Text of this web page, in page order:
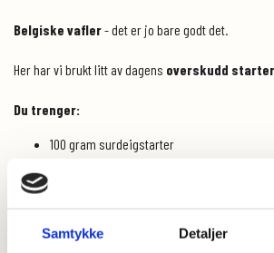
Samtykke Detaljer
Belgiske vafler- det er jo bare godt det.
Her har vi brukt litt av dagens overskudd starter
Du trenger:
100 gram surdeigstarter
20 gram lønnesirup (kan utelates)
75 gramBokhvetemel